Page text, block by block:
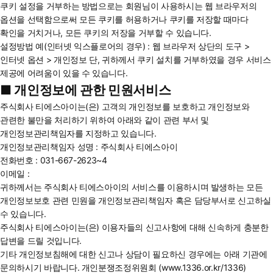
쿠키 설정을 거부하는 방법으로는 회원님이 사용하시는 웹 브라우저의
옵션을 선택함으로써 모든 쿠키를 허용하거나 쿠키를 저장할 때마다
확인을 거치거나, 모든 쿠키의 저장을 거부할 수 있습니다.
설정방법 예(인터넷 익스플로어의 경우) : 웹 브라우저 상단의 도구 >
인터넷 옵션 > 개인정보 단, 귀하께서 쿠키 설치를 거부하였을 경우 서비스
제공에 어려움이 있을 수 있습니다.
■ 개인정보에 관한 민원서비스
주식회사 티에스아이는(은) 고객의 개인정보를 보호하고 개인정보와
관련한 불만을 처리하기 위하여 아래와 같이 관련 부서 및
개인정보관리책임자를 지정하고 있습니다.
개인정보관리책임자 성명 : 주식회사 티에스아이
전화번호 : 031-667-2623~4
이메일 :
귀하께서는 주식회사 티에스아이의 서비스를 이용하시며 발생하는 모든
개인정보보호 관련 민원을 개인정보관리책임자 혹은 담당부서로 신고하실
수 있습니다.
주식회사 티에스아이는(은) 이용자들의 신고사항에 대해 신속하게 충분한
답변을 드릴 것입니다.
기타 개인정보침해에 대한 신고나 상담이 필요하신 경우에는 아래 기관에
문의하시기 바랍니다. 개인분쟁조정위원회 (www.1336.or.kr/1336)